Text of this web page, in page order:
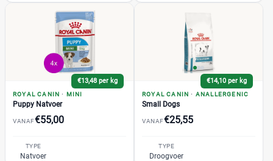
€13,48 per kg
ROYAL CANIN · MINI
Puppy Natvoer
VANAF€55,00
TYPE
Natvoer
€14,10 per kg
ROYAL CANIN · ANALLERGENIC
Small Dogs
VANAF€25,55
TYPE
Droogvoer